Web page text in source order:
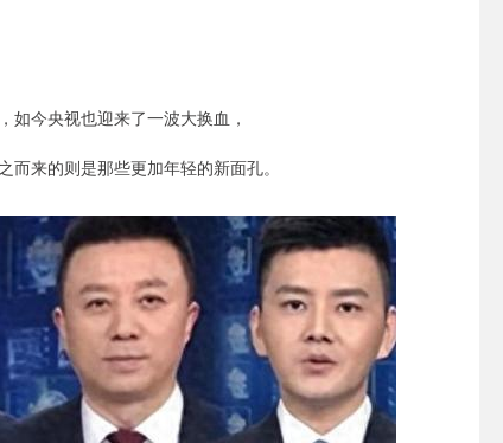
如今央视也迎来了一波大换血，
来的则是那些更加年轻的新面孔。